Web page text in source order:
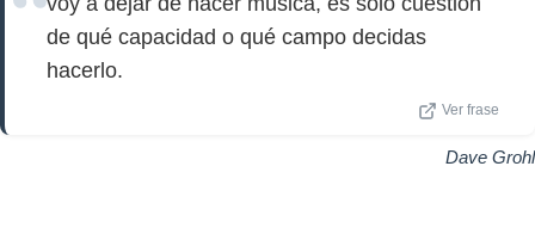
de qué capacidad o qué campo decidas
hacerlo.
Ver frase
Dave Grohl